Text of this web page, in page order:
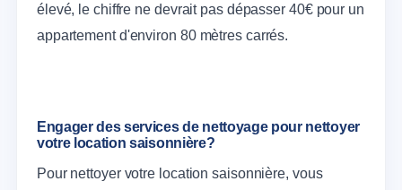
élevé, le chiffre ne devrait pas dépasser 40€ pour un
appartement d'environ 80 mètres carrés.
Engager des services de nettoyage pour nettoyer
votre location saisonnière?
Pour nettoyer votre location saisonnière, vous